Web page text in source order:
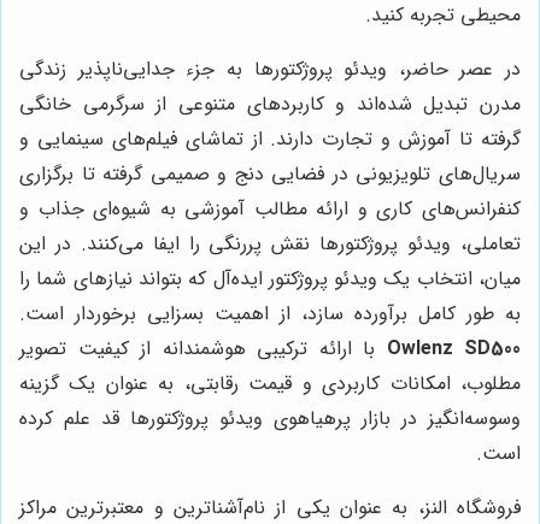
محیطی تجربه کنید.
در عصر حاضر، ویدئو پروژکتورها به جزء جدایی‌ناپذیر زندگی
مدرن تبدیل شده‌اند و کاربردهای متنوعی از سرگرمی خانگی
گرفته تا آموزش و تجارت دارند. از تماشای فیلم‌های سینمایی و
سریال‌های تلویزیونی در فضایی دنج و صمیمی گرفته تا برگزاری
کنفرانس‌های کاری و ارائه مطالب آموزشی به شیوه‌ای جذاب و
تعاملی، ویدئو پروژکتورها نقش پررنگی را ایفا می‌کنند. در این
میان، انتخاب یک ویدئو پروژکتور ایده‌آل که بتواند نیازهای شما را
به طور کامل برآورده سازد، از اهمیت بسزایی برخوردار است.
Owlenz SD500 با ارائه ترکیبی هوشمندانه از کیفیت تصویر
مطلوب، امکانات کاربردی و قیمت رقابتی، به عنوان یک گزینه
وسوسه‌انگیز در بازار پرهیاهوی ویدئو پروژکتورها قد علم کرده
است.
فروشگاه النز، به عنوان یکی از نام‌آشناترین و معتبرترین مراکز